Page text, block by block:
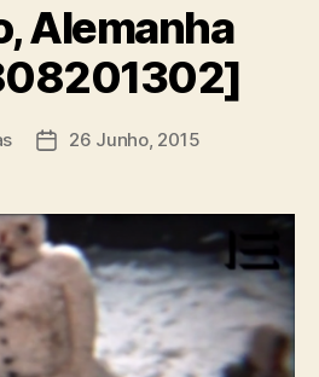
Alemanha
Data26 Junho, 2015